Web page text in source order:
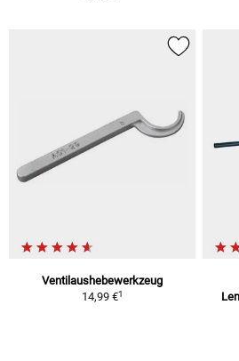
Ventilaushebewerkzeug
14,99 €1